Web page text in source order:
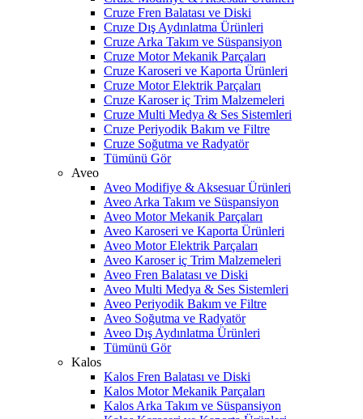
Cruze Fren Balatası ve Diski
Cruze Dış Aydınlatma Ürünleri
Cruze Arka Takım ve Süspansiyon
Cruze Motor Mekanik Parçaları
Cruze Karoseri ve Kaporta Ürünleri
Cruze Motor Elektrik Parçaları
Cruze Karoser iç Trim Malzemeleri
Cruze Multi Medya & Ses Sistemleri
Cruze Periyodik Bakım ve Filtre
Cruze Soğutma ve Radyatör
Tümünü Gör
Aveo
Aveo Modifiye & Aksesuar Ürünleri
Aveo Arka Takım ve Süspansiyon
Aveo Motor Mekanik Parçaları
Aveo Karoseri ve Kaporta Ürünleri
Aveo Motor Elektrik Parçaları
Aveo Karoser iç Trim Malzemeleri
Aveo Fren Balatası ve Diski
Aveo Multi Medya & Ses Sistemleri
Aveo Periyodik Bakım ve Filtre
Aveo Soğutma ve Radyatör
Aveo Dış Aydınlatma Ürünleri
Tümünü Gör
Kalos
Kalos Fren Balatası ve Diski
Kalos Motor Mekanik Parçaları
Kalos Arka Takım ve Süspansiyon